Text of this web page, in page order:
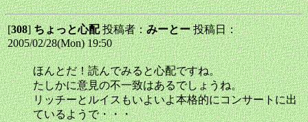
[308]ちょっと心配投稿者：みーとー投稿日：
2005/02/28(Mon) 19:50
ほんとだ！読んでみると心配ですね。
たしかに意見の不一致はあるでしょうね。
リッチーとルイスもいよいよ本格的にコンサートに出
ているようで・・・